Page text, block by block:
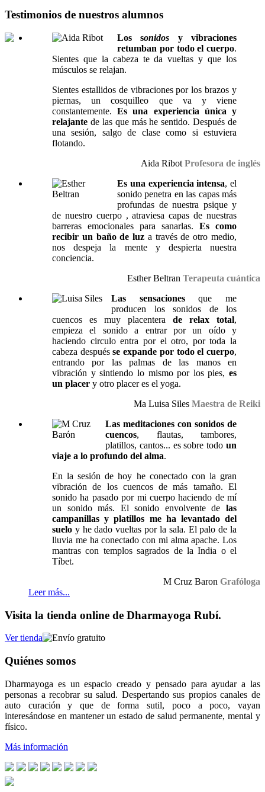
Testimonios de nuestros alumnos
Los sonidos y vibraciones
retumban por todo el cuerpo.
Sientes que la cabeza te da vueltas y que los
músculos se relajan.
Sientes estallidos de vibraciones por los brazos y
piernas, un cosquilleo que va y viene
constantemente.Es una experiencia única y
relajante de las que más he sentido. Después de
una sesión, salgo de clase como si estuviera
flotando.
Aida Ribot Profesora de inglés
Es una experiencia intensa, el
sonido penetra en las capas más
profundas de nuestra psique y
de nuestro cuerpo , atraviesa capas de nuestras
barreras emocionales para sanarlas. Es como
recibir un baño de luz a través de otro medio,
nos despeja la mente y despierta nuestra
conciencia.
Esther Beltran Terapeuta cuántica
Las sensacionesque me
producen los sonidos de los
cuencos es muy placentera de relax total,
empieza el sonido a entrar por un oído y
haciendo circulo entra por el otro, por toda la
cabeza despuésse expande por todo el cuerpo,
entrando por las palmas de las manos en
vibración y sintiendo lo mismo por los pies, es
un placer y otro placer es el yoga.
Ma Luisa Siles Maestra de Reiki
Las meditaciones con sonidos de
cuencos, flautas, tambores,
platillos, cantos... es sobre todo un
viaje a lo profundo del alma.
En la sesión de hoy he conectado con la gran
vibración de los cuencos de más tamaño. El
sonido ha pasado por mi cuerpo haciendo de mí
un sonido más. El sonido envolvente de las
campanillas y platillos me ha levantado del
suelo y he dado vueltas por la sala. El palo de la
lluvia me ha conectado con mi alma apache. Los
mantras con templos sagrados de la India o el
Tíbet.
M Cruz Baron Grafóloga
Leer más...
Visita la tienda online de Dharmayoga Rubí.
Ver tienda
Quiénes somos
Dharmayoga es un espacio creado y pensado para ayudar a las
personas a recobrar su salud. Despertando sus propios canales de
auto curación y que de forma sutil, poco a poco, vayan
interesándose en mantener un estado de salud permanente, mental y
físico.
Más información